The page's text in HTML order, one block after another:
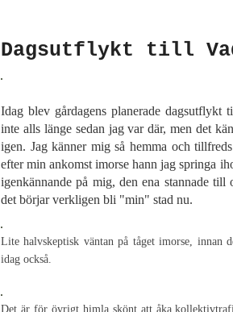
Dagsutflykt till
Idag blev gårdagens planerade
inte alls länge sedan jag var där, men det
igen. Jag känner mig så hemma och
efter min ankomst imorse hann jag springa
igenkännande på mig, den ena stannade
det börjar verkligen bli "min" stad nu.
Lite halvskeptisk väntan på tåget imorse,
idag också.
Det är för övrigt himla skönt att åka